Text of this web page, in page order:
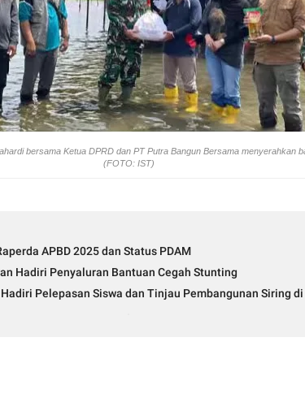
bersama Ketua DPRD dan PT Putra Bangun Bersama menyerahkan
(FOTO: IST)
APBD 2025 dan Status PDAM
Hadiri Penyaluran Bantuan Cegah Stunting
Pelepasan Siswa dan Tinjau Pembangunan Siring